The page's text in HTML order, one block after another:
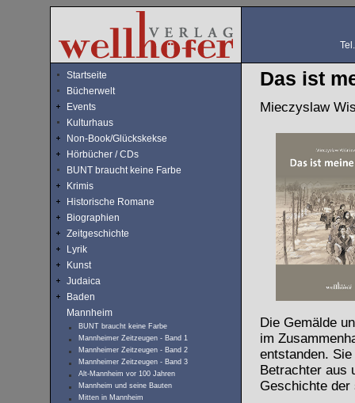
Startseite
Bücherwelt
Events
Kulturhaus
Non-Book/Glückskekse
Hörbücher / CDs
BUNT braucht keine Farbe
Krimis
Historische Romane
Biographien
Zeitgeschichte
Lyrik
Kunst
Judaica
Baden
Mannheim
BUNT braucht keine Farbe
Mannheimer Zeitzeugen - Band 1
Mannheimer Zeitzeugen - Band 2
Mannheimer Zeitzeugen - Band 3
Alt-Mannheim vor 100 Jahren
Mannheim und seine Bauten
Mitten in Mannheim
Das ist
Mieczyslaw
Die Gemälde
im
entstanden.
Betrachter aus
Geschichte